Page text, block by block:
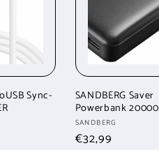
Sync- SANDBERG Saver
Powerbank 20000
Anbieter:
SANDBERG
Normaler
€32,99